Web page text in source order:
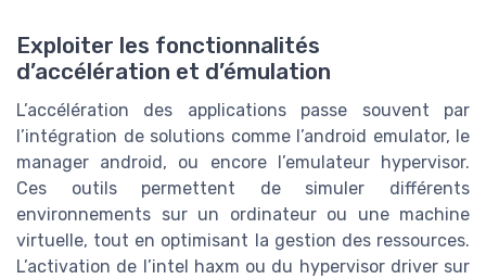
Exploiter les fonctionnalités
d’accélération et d’émulation
L’accélération des applications passe souvent par
l’intégration de solutions comme l’android emulator, le
manager android, ou encore l’emulateur hypervisor.
Ces outils permettent de simuler différents
environnements sur un ordinateur ou une machine
virtuelle, tout en optimisant la gestion des ressources.
L’activation de l’intel haxm ou du hypervisor driver sur